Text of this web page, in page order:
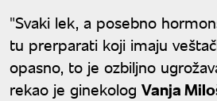
"Svaki lek, a posebno
tu prerparati koji imaju
opasno, to je ozbiljno
rekao je ginekolog Vanja